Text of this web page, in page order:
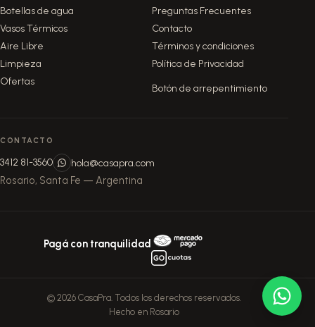
Botellas de agua
Vasos Térmicos
Aire Libre
Limpieza
Ofertas
Preguntas Frecuentes
Contacto
Términos y condiciones
Política de Privacidad
Botón de arrepentimiento
CONTACTO
3412 81-3560 hola@casapra.com
Rosario, Santa Fe — Argentina
Pagá con tranquilidad
© 2026 CasaPra. Todos los derechos reservados.
Hecho en Rosario